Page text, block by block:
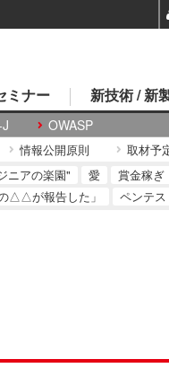
OWASP
ミナー 新技術 / 新
情報公開原則 取材予
ニアの楽園" 愛 賞金稼ぎ
△△が報告した」
ペンテ